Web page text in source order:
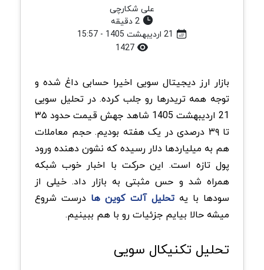
علی شکارچی
2 دقیقه
بازار ارز دیجیتال سویی اخیرا حسابی داغ شده و
توجه همه تریدرها رو جلب کرده. در تحلیل سویی
21 اردیبهشت 1405 شاهد جهش قیمت حدود ۳۵
تا ۳۹ درصدی در یک هفته بودیم. حجم معاملات
هم به میلیاردها دلار رسیده که نشون ‌دهنده ورود
پول تازه است. این حرکت با اخبار خوب شبکه
همراه شد و حس مثبتی به بازار داد. خیلی از
سودها با یهتحلیل آلت کوین ها درست شروع
میشه حالا بیایم جزئیات رو با هم ببینیم.
تحلیل تکنیکال سویی